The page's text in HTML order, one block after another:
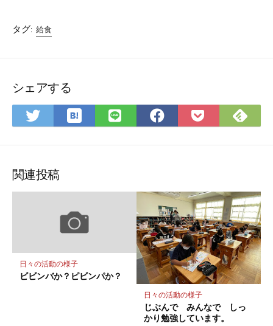
タグ: 給食
シェアする
Twitter
で
ア
は
て
ク
ー
ク
存
LINE
で
Facebook
で
Pocket
に
で
関連投稿
日々の活動の様子
ビビンバか？ピビンパか？
日々の活動の様子
じぶんで みんなで しっ
かり勉強しています。